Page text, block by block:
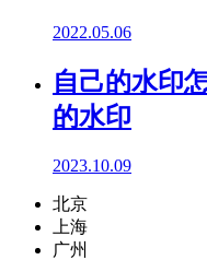
2022.05.06
自己的水印
的水印
2023.10.09
北京
上海
广州